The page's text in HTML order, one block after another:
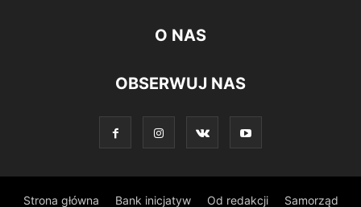
O NAS
OBSERWUJ NAS
Strona główna Bank inicjatyw Od redakcji Samorząd